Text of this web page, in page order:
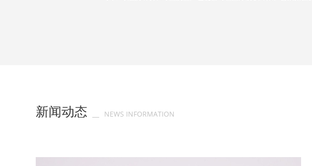
新闻动态 NEWS INFORMATION